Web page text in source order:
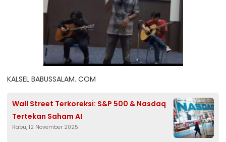
KALSEL BABUSSALAM. COM
Wall Street Terkoreksi: S&P 500 & Nasdaq
Tertekan Saham AI
Rabu, 12 November 2025